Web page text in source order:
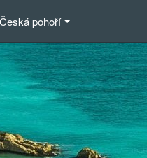
Česká pohoří